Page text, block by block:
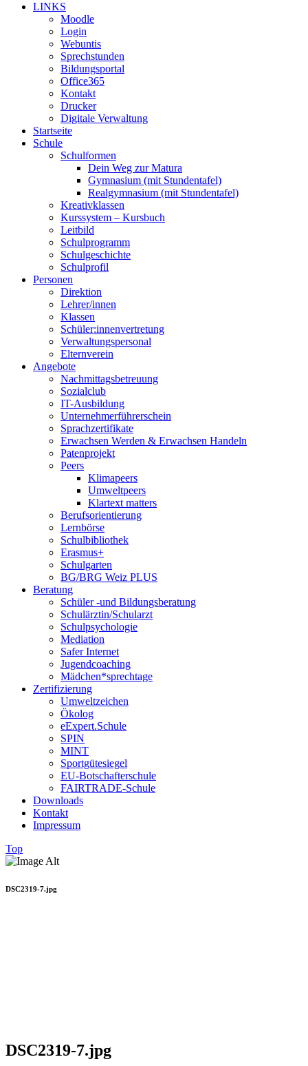
LINKS
Moodle
Login
Webuntis
Sprechstunden
Bildungsportal
Office365
Kontakt
Drucker
Digitale Verwaltung
Startseite
Schule
Schulformen
Dein Weg zur Matura
Gymnasium (mit Stundentafel)
Realgymnasium (mit Stundentafel)
Kreativklassen
Kurssystem – Kursbuch
Leitbild
Schulprogramm
Schulgeschichte
Schulprofil
Personen
Direktion
Lehrer/innen
Klassen
Schüler:innenvertretung
Verwaltungspersonal
Elternverein
Angebote
Nachmittagsbetreuung
Sozialclub
IT-Ausbildung
Unternehmerführerschein
Sprachzertifikate
Erwachsen Werden & Erwachsen Handeln
Patenprojekt
Peers
Klimapeers
Umweltpeers
Klartext matters
Berufsorientierung
Lernbörse
Schulbibliothek
Erasmus+
Schulgarten
BG/BRG Weiz PLUS
Beratung
Schüler -und Bildungsberatung
Schulärztin/Schularzt
Schulpsychologie
Mediation
Safer Internet
Jugendcoaching
Mädchen*sprechtage
Zertifizierung
Umweltzeichen
Ökolog
eExpert.Schule
SPIN
MINT
Sportgütesiegel
EU-Botschafterschule
FAIRTRADE-Schule
Downloads
Kontakt
Impressum
Top
DSC2319-7.jpg
DSC2319-7.jpg